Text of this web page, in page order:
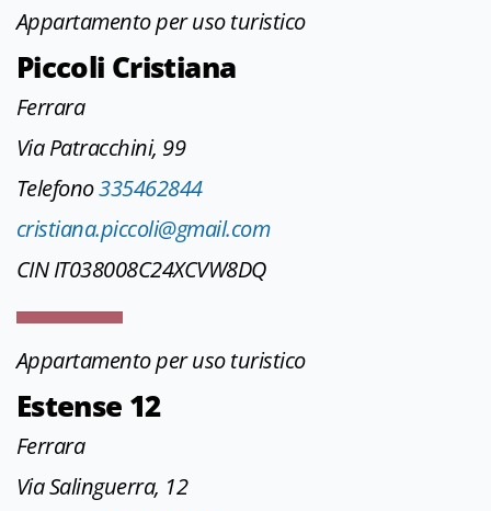
Appartamento per uso turistico
Piccoli Cristiana
Ferrara
Via Patracchini, 99
Telefono335462844
cristiana.piccoli@gmail.com
CIN IT038008C24XCVW8DQ
Appartamento per uso turistico
Estense 12
Ferrara
Via Salinguerra, 12